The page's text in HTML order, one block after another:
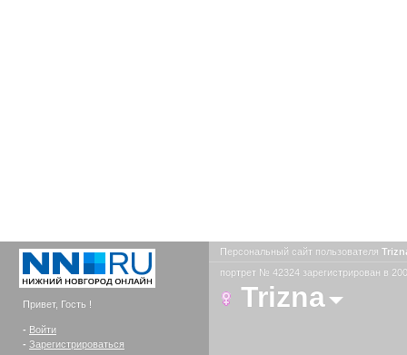
Привет, Гость !
- Войти
- Зарегистрироваться
Персональный сайт пользователя
портрет № 42324 зарегистрирован в
Trizna